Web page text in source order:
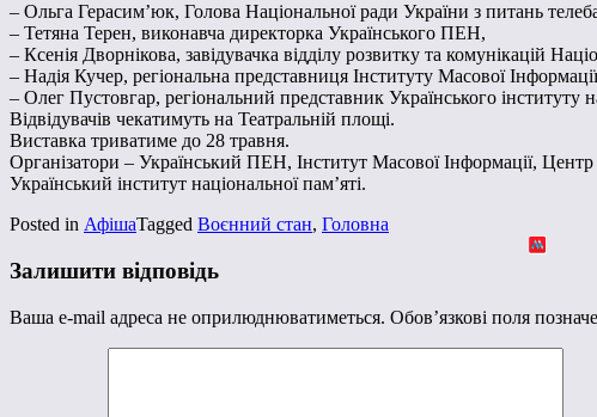
– Ольга Герасим’юк, Голова Національної ради України з питань
– Тетяна Терен, виконавча директорка Українського ПЕН,
– Ксенія Дворнікова, завідувачка відділу розвитку та комунікацій
– Надія Кучер, регіональна представниця Інституту Масової
– Олег Пустовгар, регіональний представник Українського інституту
Відвідувачів чекатимуть на Театральній площі.
Виставка триватиме до 28 травня.
Організатори – Український ПЕН, Інститут Масової Інформації,
Український інститут національної пам’яті.
Posted in АфішаTagged Воєнний стан, Головна
Залишити відповідь
Ваша e-mail адреса не оприлюднюватиметься. Обов’язкові поля